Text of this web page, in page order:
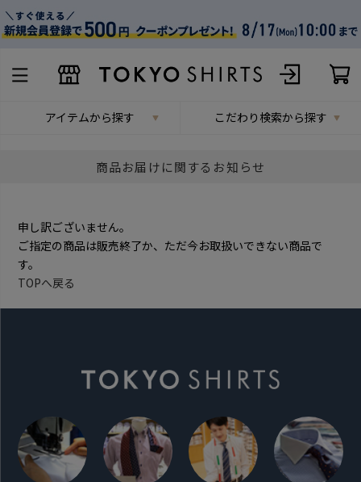
アイテムから探す こだわり検索から探す
商品お届けに関するお知らせ
申し訳ございません。
ご指定の商品は販売終了か、ただ今お取扱いできない商品で
す。
TOPへ戻る